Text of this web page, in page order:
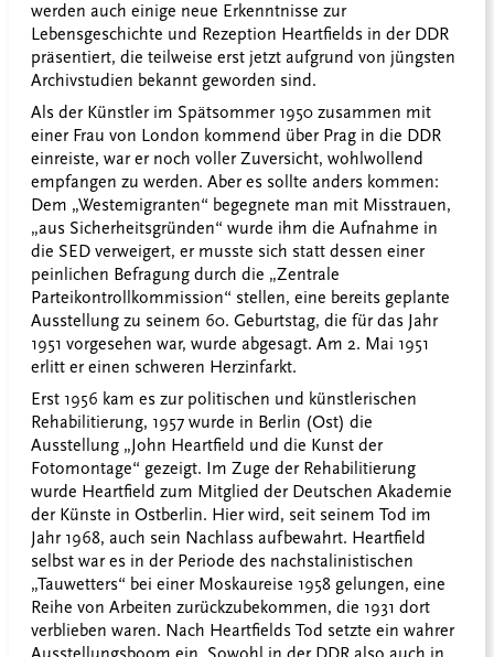
werden auch einige neue Erkenntnisse zur
Lebensgeschichte und Rezeption Heartfields in der DDR
präsentiert, die teilweise erst jetzt aufgrund von jüngsten
Archivstudien bekannt geworden sind.
Als der Künstler im Spätsommer 1950 zusammen mit
einer Frau von London kommend über Prag in die DDR
einreiste, war er noch voller Zuversicht, wohlwollend
empfangen zu werden. Aber es sollte anders kommen:
Dem „Westemigranten“ begegnete man mit Misstrauen,
„aus Sicherheitsgründen“ wurde ihm die Aufnahme in
die SED verweigert, er musste sich statt dessen einer
peinlichen Befragung durch die „Zentrale
Parteikontrollkommission“ stellen, eine bereits geplante
Ausstellung zu seinem 60. Geburtstag, die für das Jahr
1951 vorgesehen war, wurde abgesagt. Am 2. Mai 1951
erlitt er einen schweren Herzinfarkt.
Erst 1956 kam es zur politischen und künstlerischen
Rehabilitierung, 1957 wurde in Berlin (Ost) die
Ausstellung „John Heartfield und die Kunst der
Fotomontage“ gezeigt. Im Zuge der Rehabilitierung
wurde Heartfield zum Mitglied der Deutschen Akademie
der Künste in Ostberlin. Hier wird, seit seinem Tod im
Jahr 1968, auch sein Nachlass aufbewahrt. Heartfield
selbst war es in der Periode des nachstalinistischen
„Tauwetters“ bei einer Moskaureise 1958 gelungen, eine
Reihe von Arbeiten zurückzubekommen, die 1931 dort
verblieben waren. Nach Heartfields Tod setzte ein wahrer